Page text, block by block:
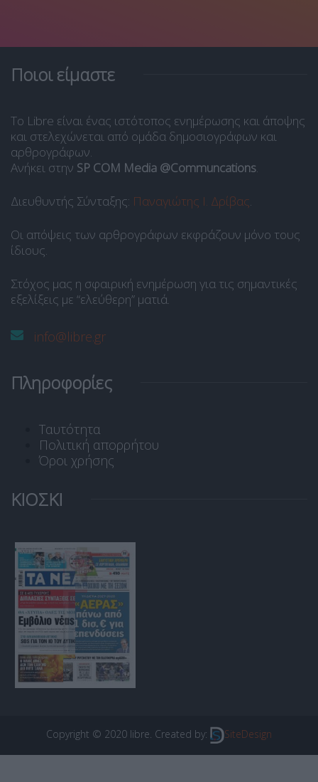
Ποιοι είμαστε
Το Libre είναι ένας ιστότοπος ενημέρωσης και άποψης
και στελεχώνεται από ομάδα δημοσιογράφων και
αρθρογράφων.
Ανήκει στην SP COM Media @Communcations.
Διευθυντής Σύνταξης: Παναγιώτης Ι. Δρίβας.
Οι απόψεις των αρθρογράφων εκφράζουν μόνο τους
ίδιους.
Στόχος μας η σφαιρική ενημέρωση για τις σημαντικές
εξελίξεις με “ελεύθερη” ματιά.
info@libre.gr
Πληροφορίες
Ταυτότητα
Πολιτική απορρήτου
Όροι χρήσης
ΚΙΟΣΚΙ
Copyright © 2020 libre. Created by: SiteDesign